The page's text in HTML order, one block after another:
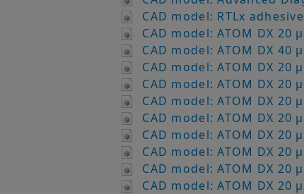
CAD model: RTLx
CAD model: ATOM DX 20
CAD model: ATOM DX 40
CAD model: ATOM DX 20
CAD model: ATOM DX 20
CAD model: ATOM DX
CAD model: ATOM DX 20
CAD model: ATOM DX
CAD model: ATOM DX 20
CAD model: ATOM DX
CAD model: ATOM DX 20